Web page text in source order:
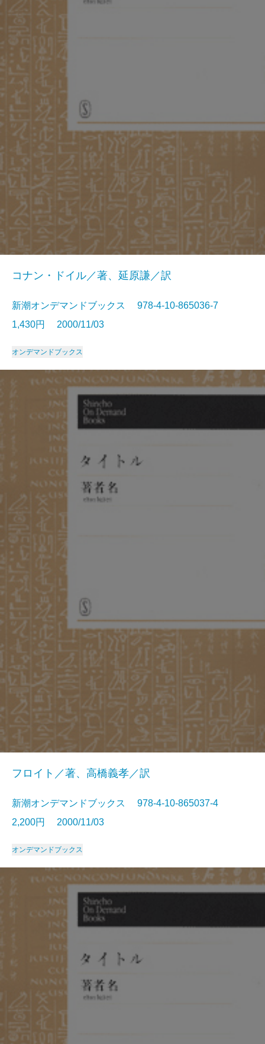
コナン・ドイル／著、延原謙／訳
新潮オンデマンドブックス 978-4-10-865036-7
1,430円 2000/11/03
オンデマンドブックス
フロイト／著、高橋義孝／訳
新潮オンデマンドブックス 978-4-10-865037-4
2,200円 2000/11/03
オンデマンドブックス